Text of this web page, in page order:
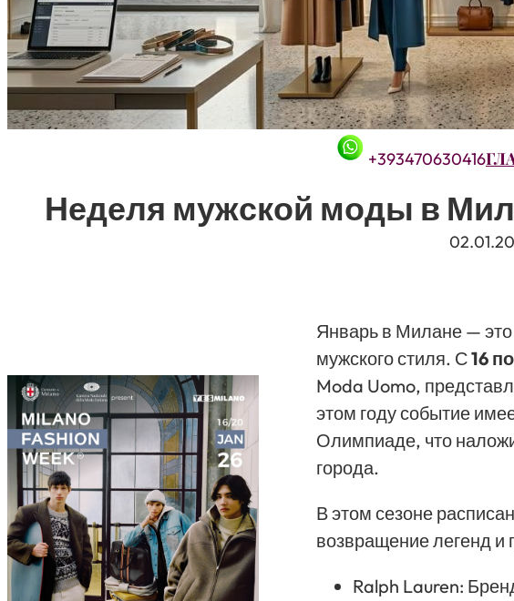
+393470630416
Неделя мужской моды в
Январь в Милане — это
мужского стиля. С16
Moda Uomo,
этом году событие
Олимпиаде, что
города.
В этом сезоне
возвращение легенд и
Ralph Lauren: